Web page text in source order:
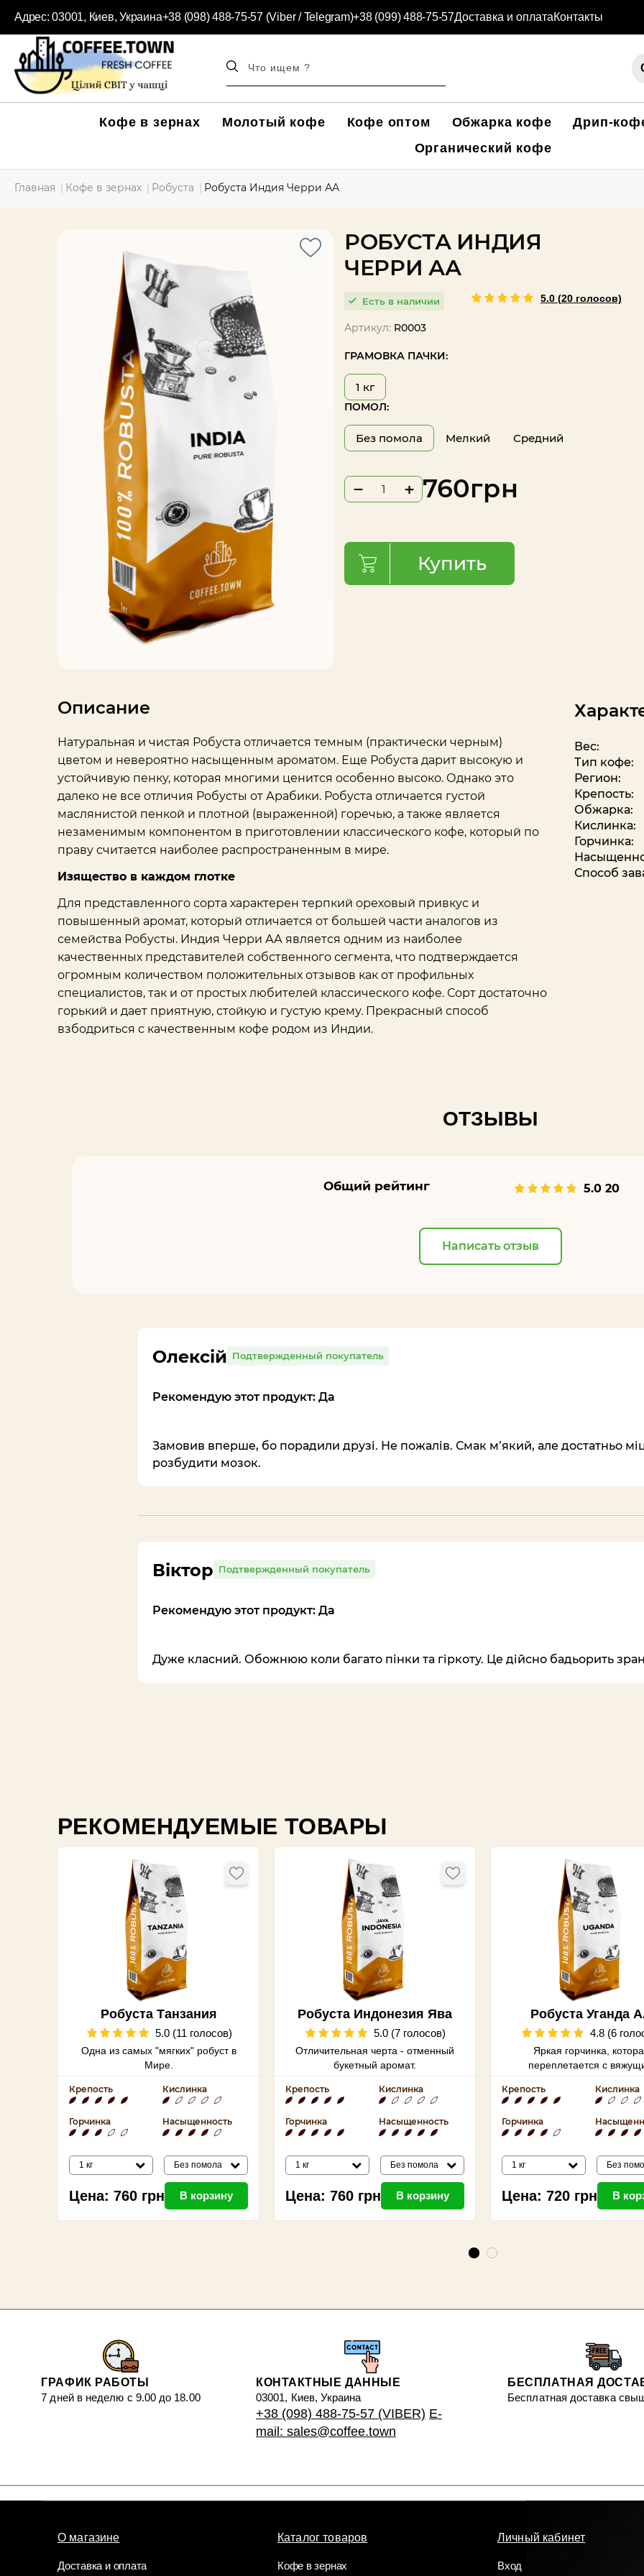
Адрес: 03001, Киев, Украина+38 (098) 488-75-57 (Viber / Telegram)+38 (099) 488-75-57Доставка и оплатаКонтакты
Кофе в зернах Молотый кофе Кофе оптом Обжарка кофе
Дрип-
Органический кофе
Главная Кофе в зернах Робуста Робуста Индия Черри АА
РОБУСТА ИНДИЯ
ЧЕРРИ АА
Есть в наличии 5.0 (20 голосов)
Артикул: R0003
ГРАМОВКА ПАЧКИ:
1 кг
ПОМОЛ:
Без помола Мелкий Средний
− + 760грн
Купить
Описание
Натуральная и чистая Робуста отличается темным (практически черным)
цветом и невероятно насыщенным ароматом. Еще Робуста дарит высокую и
устойчивую пенку, которая многими ценится особенно высоко. Однако это
далеко не все отличия Робусты от Арабики. Робуста отличается густой
маслянистой пенкой и плотной (выраженной) горечью, а также является
незаменимым компонентом в приготовлении классического кофе, который по
праву считается наиболее распространенным в мире.
Изящество в каждом глотке
Для представленного сорта характерен терпкий ореховый привкус и
повышенный аромат, который отличается от большей части аналогов из
семейства Робусты. Индия Черри АА является одним из наиболее
качественных представителей собственного сегмента, что подтверждается
огромным количеством положительных отзывов как от профильных
специалистов, так и от простых любителей классического кофе. Сорт достаточно
горький и дает приятную, стойкую и густую крему. Прекрасный способ
взбодриться с качественным кофе родом из Индии.
Вес:
Тип кофе:
Регион:
Крепость:
Обжарка:
Кислинка:
Горчинка:
Способ
ОТЗЫВЫ
Общий рейтинг 5.0 20
Написать отзыв
Олексій Подтвержденный покупатель
Рекомендую этот продукт: Да
Замовив вперше, бо порадили друзі. Не пожалів. Смак м’який, але достатньо
розбудити мозок.
Віктор Подтвержденный покупатель
Рекомендую этот продукт: Да
Дуже класний. Обожнюю коли багато пінки та гіркоту. Це дійсно бадьорить
РЕКОМЕНДУЕМЫЕ ТОВАРЫ
Робуста Танзания
5.0 (11 голосов)
Одна из самых "мягких" робуст в
Мире.
Крепость Кислинка
Горчинка Насыщенность
1 кг Без помола
Цена: 760 грн В корзину
Робуста Индонезия Ява
ААА5.0 (7 голосов)
Отличительная черта - отменный
букетный аромат.
Крепость Кислинка
Горчинка Насыщенность
1 кг Без помола
Цена: 760 грн В корзину
Робуста Уганда
4.8 (6
Яркая горчинка,
переплетается с
темным шоколадом.
Крепость Кислинка
Горчинка
1 кг Без
Цена: 720 грн В
ГРАФИК РАБОТЫ
7 дней в неделю с 9.00 до 18.00
КОНТАКТНЫЕ ДАННЫЕ
03001, Киев, Украина
+38 (098) 488-75-57 (VIBER) E-
mail: sales@coffee.town
БЕСПЛАТНАЯ
Бесплатная доставка
О магазине
Доставка и оплата
Каталог товаров
Кофе в зернах
Личный кабинет
Вход